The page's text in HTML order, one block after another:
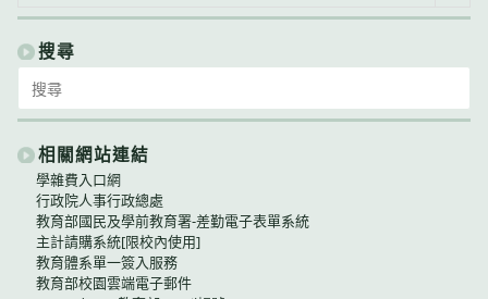
類
別 搜尋
for:
相關網站連結
學雜費入口網
行政院人事行政總處
教育部國民及學前教育署-差勤電子表單系統
主計請購系統[限校內使用]
教育體系單一簽入服務
教育部校園雲端電子郵件